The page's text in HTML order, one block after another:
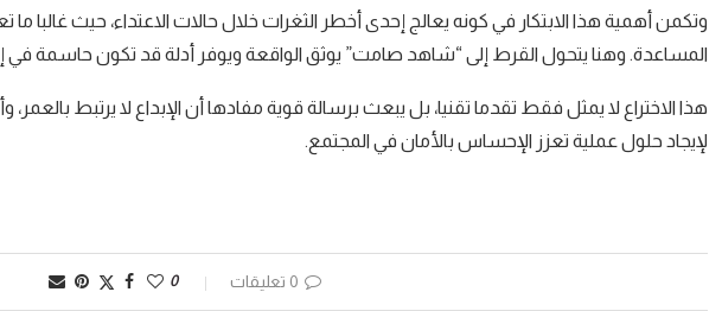
وتكمن أهمية هذا الابتكار في كونه يعالج إحدى أخطر الثغرات خلال حالات الاعتداء، حيث غالبا
المساعدة. وهنا يتحول القرط إلى “شاهد صامت” يوثق الواقعة ويوفر أدلة قد تكون حاسمة في
هذا الاختراع لا يمثل فقط تقدما تقنيا، بل يبعث برسالة قوية مفادها أن الإبداع لا يرتبط
لإيجاد حلول عملية تعزز الإحساس بالأمان في المجتمع.
0 تعليقات 0